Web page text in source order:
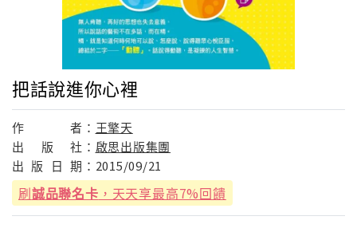
把話說進你心裡
作 者： 王擎天
出
版 社： 啟思出版集團
出 版 日 期： 2015/09/21
刷誠品聯名卡 ，天天享最高7%回饋